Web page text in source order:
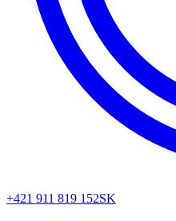
+421 911 819 152SK